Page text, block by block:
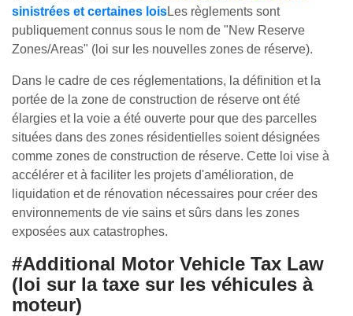
sinistrées et certaines loisLes règlements sont
publiquement connus sous le nom de "New Reserve
Zones/Areas" (loi sur les nouvelles zones de réserve).
Dans le cadre de ces réglementations, la définition et la
portée de la zone de construction de réserve ont été
élargies et la voie a été ouverte pour que des parcelles
situées dans des zones résidentielles soient désignées
comme zones de construction de réserve. Cette loi vise à
accélérer et à faciliter les projets d'amélioration, de
liquidation et de rénovation nécessaires pour créer des
environnements de vie sains et sûrs dans les zones
exposées aux catastrophes.
#Additional Motor Vehicle Tax Law
(loi sur la taxe sur les véhicules à
moteur)